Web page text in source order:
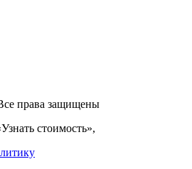
права защищены
стоимость»,